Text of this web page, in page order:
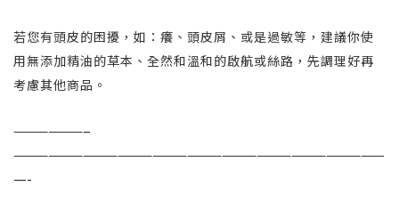
若您有頭皮的困擾，如：癢、頭皮屑、或是過敏等，建議你使
用無添加精油的草本、全然和溫和的啟航或絲路，先調理好再
考慮其他商品。
——————–
————————————————————————————————
—-